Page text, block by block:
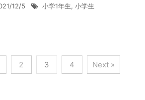
12/5 小学1年生, 小学生
2 3 4 Next »